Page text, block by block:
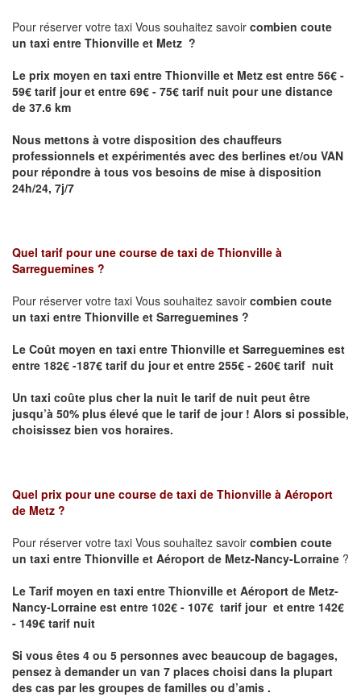
Pour réserver votre taxi Vous souhaitez savoir combien coute
un taxi entre Thionville et Metz ?
Le prix moyen en taxi entre Thionville et Metz est entre 56€ -
59€ tarif jour et entre 69€ - 75€ tarif nuit pour une distance
de 37.6 km
Nous mettons à votre disposition des chauffeurs
professionnels et expérimentés avec des berlines et/ou VAN
pour répondre à tous vos besoins de mise à disposition
24h/24, 7j/7
Quel tarif pour une course de taxi de Thionville à
Sarreguemines ?
Pour réserver votre taxi Vous souhaitez savoir combien coute
un taxi entre Thionville et Sarreguemines ?
Le Coût moyen en taxi entre Thionville et Sarreguemines est
entre 182€ -187€ tarif du jour et entre 255€ - 260€ tarif nuit
Un taxi coûte plus cher la nuit le tarif de nuit peut être
jusqu’à 50% plus élevé que le tarif de jour ! Alors si possible,
choisissez bien vos horaires.
Quel prix pour une course de taxi de Thionville à Aéroport
de Metz ?
Pour réserver votre taxi Vous souhaitez savoir combien coute
un taxi entre Thionville et Aéroport de Metz-Nancy-Lorraine ?
Le Tarif moyen en taxi entre Thionville et Aéroport de Metz-
Nancy-Lorraine est entre 102€ - 107€ tarif jour et entre 142€
- 149€ tarif nuit
Si vous êtes 4 ou 5 personnes avec beaucoup de bagages,
pensez à demander un van 7 places choisi dans la plupart
des cas par les groupes de familles ou d’amis .